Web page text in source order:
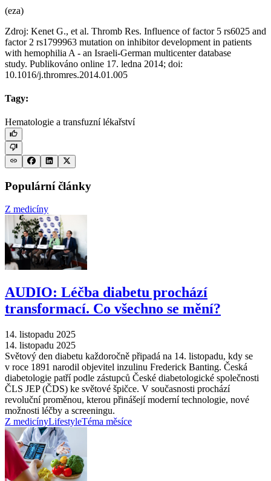
(eza)
Zdroj: Kenet G., et al. Thromb Res. Influence of factor 5 rs6025 and
factor 2 rs1799963 mutation on inhibitor development in patients
with hemophilia A -⁠ an Israeli-German multicenter database
study. Publikováno online 17. ledna 2014; doi:
10.1016/j.thromres.2014.01.005
Tagy:
Hematologie a transfuzní lékařství
Populární články
Z medicíny
AUDIO: Léčba diabetu prochází
transformací. Co všechno se mění?
14. listopadu 2025
14. listopadu 2025
Světový den diabetu každoročně připadá na 14. listopadu, kdy se
v roce 1891 narodil objevitel inzulinu Frederick Banting. Česká
diabetologie patří podle zástupců České diabetologické společnosti
ČLS JEP (ČDS) ke světové špičce. V současnosti prochází
revoluční proměnou, kterou přinášejí moderní technologie, nové
možnosti léčby a screeningu.
Z medicínyLifestyleTéma měsíce